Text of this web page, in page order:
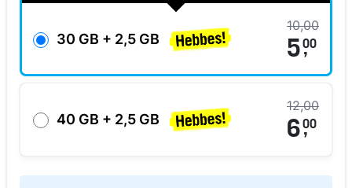
30 GB + 2,5 GB
10,00
5,
00
40 GB + 2,5 GB
12,00
6,
00